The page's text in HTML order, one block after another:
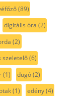
(89)
digitális óra (2)
(2)
szeletelő(6)
(1) dugó(2)
(1) edény(4)